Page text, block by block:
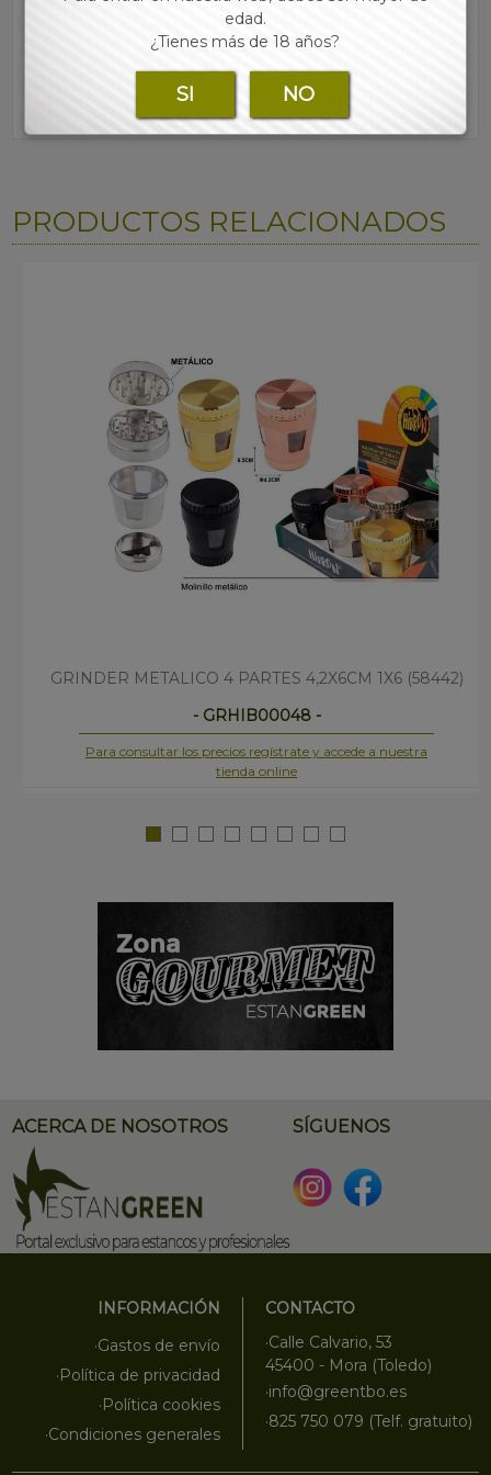
PRODUCTOS RELACIONADOS
GRINDER METALICO 4 PARTES 4,2X6CM 1X6 (58442)
- GRHIB00048 -
Para consultar los precios regístrate y accede a nuestra
tienda online
ACERCA DE NOSOTROS SÍGUENOS
INFORMACIÓN
·Gastos de envío
·Política de privacidad
·Política cookies
·Condiciones generales
CONTACTO
·Calle Calvario, 53
45400 - Mora (Toledo)
·info@greentbo.es
·825 750 079 (Telf. gratuito)
edad.
¿Tienes más de 18 años?
SI NO